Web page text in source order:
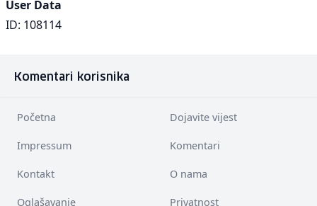
User Data
ID: 108114
Komentari korisnika
Početna Dojavite vijest
Impressum Komentari
Kontakt O nama
Oglašavanje Privatnost